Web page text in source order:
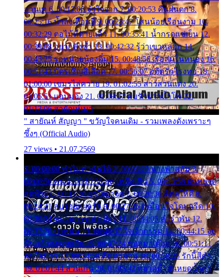
ลานเท 6. 00:17:06 จำใจจาก 7. 00:20:53 คืนฝนตก 8.
00:25:16 น้ำลงเดือนยี่ 9. 00:28:47 โสนน้อยเรือนงาม 10.
00:32:29 ตอไม้ที่ตายแล้ว 11. 00:35:41 น้ำกรดแช่เย็น 12.
00:39:08 อยากฟังซ้ำ 13. 00:42:32 รู้ว่าเขาหลอก 14.
00:45:25 รอหน่อยน้องติ๋ม 15. 00:48:56 เรือล่มในหนอง 16.
00:51:43 บัตรเชิญสีเลือด 17. 00:56:07 อดีตรักโรงทอ 18.
01:00:00 เขมรไล่ควาย 19. 01:02:55 สาวสวนแตง 20.
01:05:51 แอบมอง 21. 01:09:27 พบรักปากน้ำโพ 22.
01:13:06 สายัณห์เมา
" สายัณห์ สัญญา " ขวัญใจคนเดิม - รวมเพลงดังเพราะๆ
ซึ้งๆ (Official Audio)
27 views • 21.07.2569
1. 00:00:00 ทำไมทำฉันได้ 2. 00:03:20 นางฟ้าสลัม 3.
00:06:50 คน 4. 00:10:36 บุญเหลือเกิน 5. 00:13:58 ฝนหยาด
สุดท้าย 6. 00:17:30 ยาใจยาจก 7. 00:20:30 คิดดูให้ดี 8.
00:24:21 ลบรอยแผลรัก 9. 00:27:35 เหมือนใจโดนกรีด 10.
00:30:54 ขบวนการเปาเปียว 11. 00:34:05 คำรำพัน 12.
00:37:20 ปาหนัน 13. 00:40:37 ใจเจ้ากรรม 14. 00:44:15 จูบ
ฉันแล้วจงตายเสีย 15. 00:47:24 ขอสูมาเต๊อะ 16. 00:51:11
คนใจมาร 17. 00:54:50 คืนทรมาน 18. 00:58:25 รักนี้สีดำ
19. 01:01:44 ส่วนเกิน 20. 01:05:42 หยาดน้ำฝนหยดน้ำตา